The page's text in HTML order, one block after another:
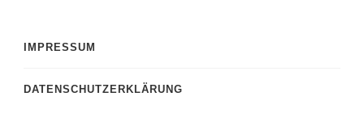
IMPRESSUM
DATENSCHUTZERKLÄRUNG